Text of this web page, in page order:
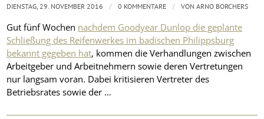
Gut fünf Wochen nachdem Goodyear Dunlop die geplante
Schließung des Reifenwerkes im badischen Philippsburg
bekannt gegeben hat, kommen die Verhandlungen zwischen
Arbeitgeber und Arbeitnehmern sowie deren Vertretungen
nur langsam voran. Dabei kritisieren Vertreter des
Betriebsrates sowie der …
DIENSTAG, 29. NOVEMBER 2016 / 0 KOMMENTARE / VONARNO BORCHERS